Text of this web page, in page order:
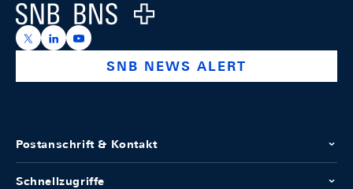
Logo
https://x.com/snb_bns
https://ch.linkedin.com/company/swiss-national-
https://www.youtube.com/@swissnationalbank
SNB NEWS ALERT
Postanschrift & Kontakt
Schnellzugriffe